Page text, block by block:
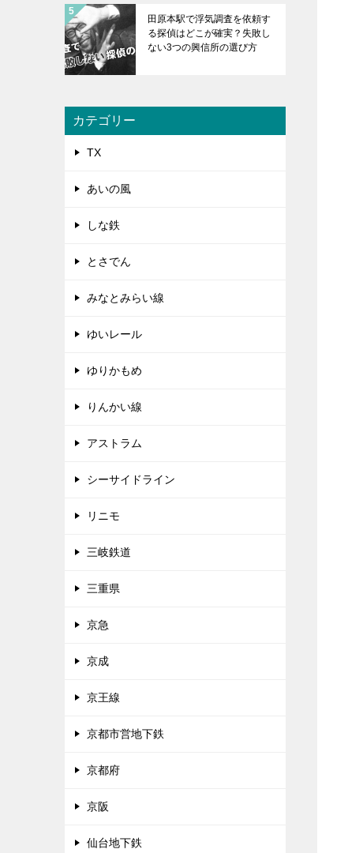
田原本駅で浮気調査を依頼す
る探偵はどこが確実？失敗し
ない3つの興信所の選び方
カテゴリー
TX
あいの風
しな鉄
とさでん
みなとみらい線
ゆいレール
ゆりかもめ
りんかい線
アストラム
シーサイドライン
リニモ
三岐鉄道
三重県
京急
京成
京王線
京都市営地下鉄
京都府
京阪
仙台地下鉄